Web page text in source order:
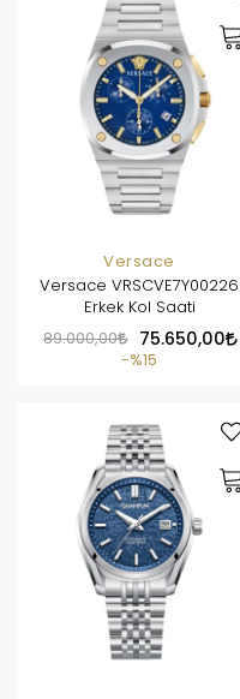
Versace
Versace VRSCVE7Y00226
Erkek Kol Saati
89.000,00
75.650,00
%15